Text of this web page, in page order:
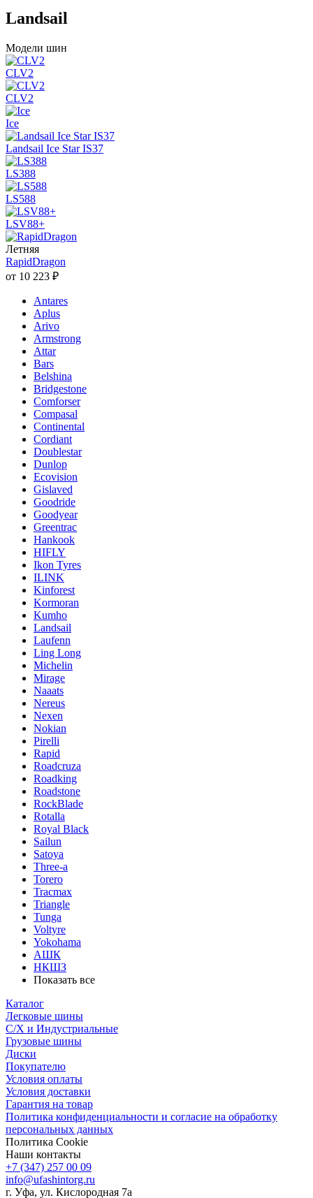
Landsail
Модели шин
CLV2
CLV2
Ice
Landsail Ice Star IS37
LS388
LS588
LSV88+
Летняя
RapidDragon
от 10 223 ₽
Antares
Aplus
Arivo
Armstrong
Attar
Bars
Belshina
Bridgestone
Comforser
Compasal
Continental
Cordiant
Doublestar
Dunlop
Ecovision
Gislaved
Goodride
Goodyear
Greentrac
Hankook
HIFLY
Ikon Tyres
ILINK
Kinforest
Kormoran
Kumho
Landsail
Laufenn
Ling Long
Michelin
Mirage
Naaats
Nereus
Nexen
Nokian
Pirelli
Rapid
Roadcruza
Roadking
Roadstone
RockBlade
Rotalla
Royal Black
Sailun
Satoya
Three-a
Torero
Tracmax
Triangle
Tunga
Voltyre
Yokohama
АШК
НКШЗ
Показать все
Каталог
Легковые шины
С/Х и Индустриальные
Грузовые шины
Диски
Покупателю
Условия оплаты
Условия доставки
Гарантия на товар
Политика конфиденциальности и согласие на обработку
персональных данных
Политика Cookie
Наши контакты
+7 (347) 257 00 09
info@ufashintorg.ru
г. Уфа, ул. Кислородная 7а